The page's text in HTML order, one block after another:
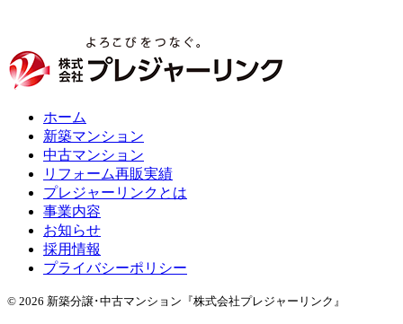
ホーム
新築マンション
中古マンション
リフォーム再販実績
プレジャーリンクとは
事業内容
お知らせ
採用情報
プライバシーポリシー
© 2026 新築分譲･中古マンション『株式会社プレジャーリンク』